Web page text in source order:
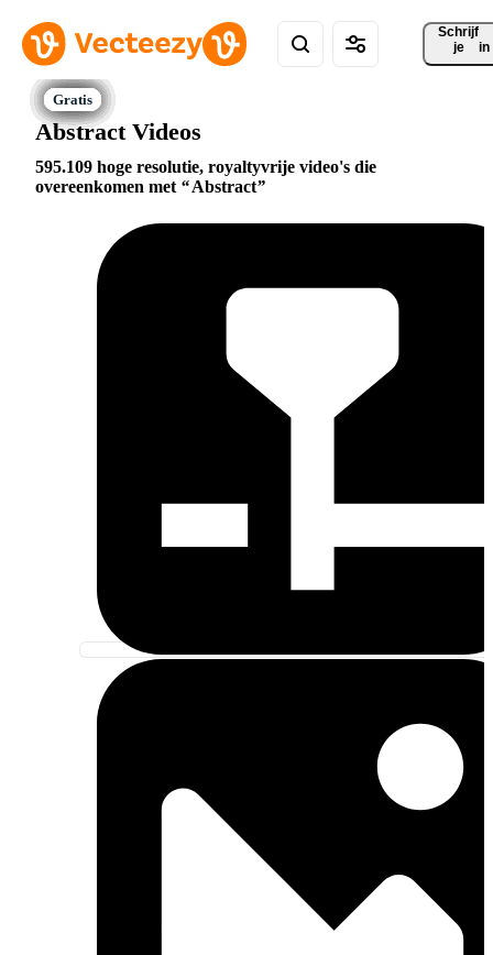
Schrijf
je
in
Abstract Videos
595.109 hoge resolutie, royaltyvrije video's die
overeenkomen met
Abstract